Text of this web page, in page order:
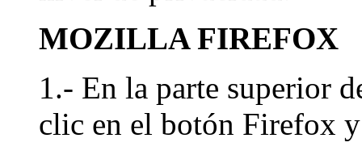
MOZILLA FIREFOX
1.- En la parte superior
clic en el botón Firefox